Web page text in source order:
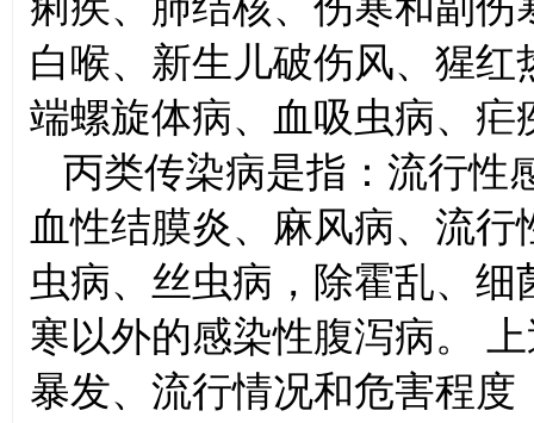
白喉、新生儿破伤风、猩
端螺旋体病、血吸虫病、疟
丙类传染病是指：流行性
血性结膜炎、麻风病、流
虫病、丝虫病，除霍乱、
寒以外的感染性腹泻病。
暴发、流行情况和危害程